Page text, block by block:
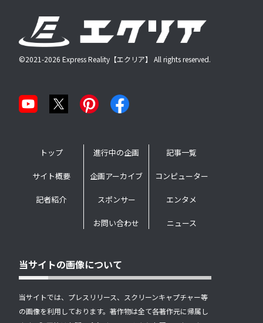
©2021-2026 Express Reality【エクリア】 All rights reserved.
トップ
サイト概要
記者紹介
進行中の企画
企画アーカイブ
スポンサー
お問い合わせ
記事一覧
コンピューター
エンタメ
ニュース
当サイトの画像について
当サイトでは、プレスリリース、スクリーンキャプチャー等
の画像を利用しております。著作物は全て各著作元に帰属し